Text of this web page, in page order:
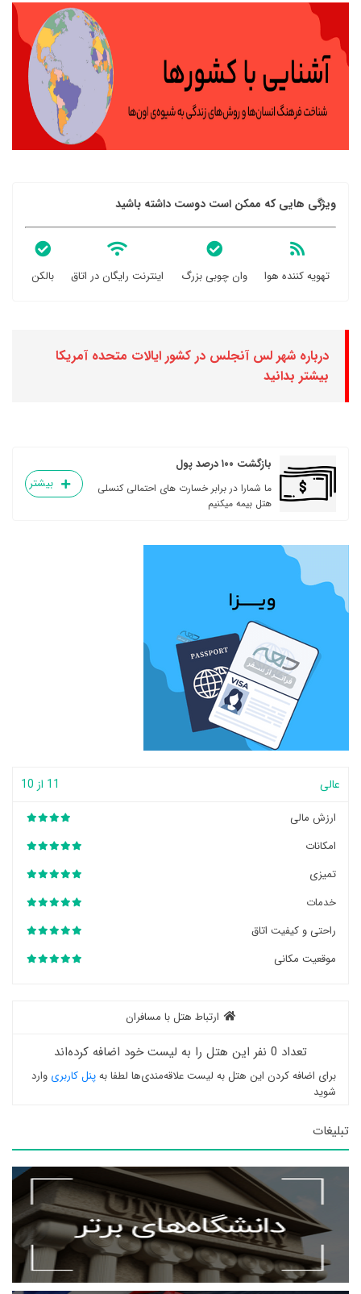
ویژگی هایی که ممکن است دوست داشته باشید
تهویه کننده هوا وان چوبی بزرگ اینترنت رایگان در اتاق بالکن
درباره شهر لس آنجلس در کشور ایالات متحده آمریکا
بیشتر بدانید
بازگشت ۱۰۰ درصد پول
ما شمارا در برابر خسارت های احتمالی کنسلی
هتل بیمه میکنیم
بیشتر
عالی 11 از 10
ارزش مالی
امکانات
تمیزی
خدمات
راحتی و کیفیت اتاق
موقعیت مکانی
ارتباط هتل با مسافران
تعداد 0 نفر این هتل را به لیست خود اضافه کرده‌اند
برای اضافه کردن این هتل به لیست علاقه‌مندی‌ها لطفا بهپنل کاربری وارد
شوید
تبلیغات